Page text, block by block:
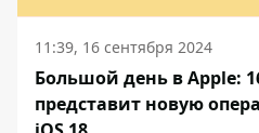
11:39, 16 сентября 2024
Большой день в Apple:
представит новую